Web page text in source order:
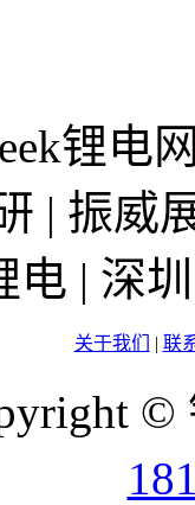
锂电
| 振威
电 | 深
关于我们 | 联